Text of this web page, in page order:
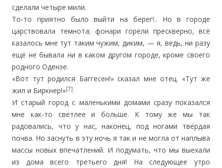
сделали четыре мили.
То-то приятно было выйти на берег!.. Но в городе
царствовала темнота; фонари горели прескверно, всё
казалось мне тут таким чужим, диким, — я, ведь, ни разу
ещё не бывала ни в каком другом городе, кроме своего
родного Одензе.
«Вот тут родился Баггесен!» сказал мне отец. «Тут же
жил и Биркнер!»[7].
И старый город с маленькими домами сразу показался
мне как-то светлее и больше. К тому же мы так
радовались, что у нас, наконец, под ногами твёрдая
почва. Но заснуть в эту ночь я так и не могла от наплыва
массы новых впечатлений. И подумать, что мы выехали
из дома всего третьего дня! На следующее утро